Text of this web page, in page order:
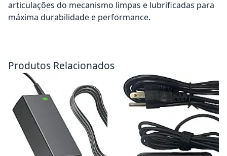
articulações do mecanismo limpas e lubrificadas para
máxima durabilidade e performance.
Produtos Relacionados